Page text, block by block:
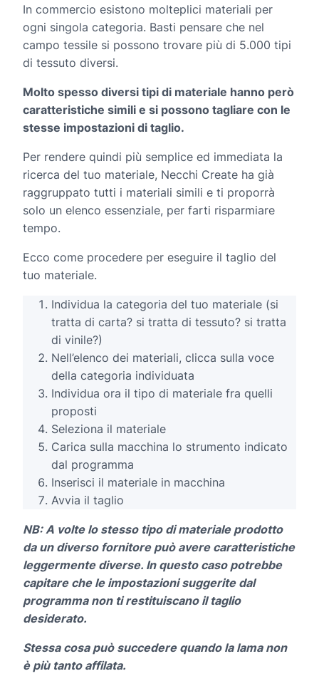
In commercio esistono molteplici materiali per
ogni singola categoria. Basti pensare che nel
campo tessile si possono trovare più di 5.000 tipi
di tessuto diversi.
Molto spesso diversi tipi di materiale hanno però
caratteristiche simili e si possono tagliare con le
stesse impostazioni di taglio.
Per rendere quindi più semplice ed immediata la
ricerca del tuo materiale, Necchi Create ha già
raggruppato tutti i materiali simili e ti proporrà
solo un elenco essenziale, per farti risparmiare
tempo.
Ecco come procedere per eseguire il taglio del
tuo materiale.
Individua la categoria del tuo materiale (si
tratta di carta? si tratta di tessuto? si tratta
di vinile?)
Nell’elenco dei materiali, clicca sulla voce
della categoria individuata
Individua ora il tipo di materiale fra quelli
proposti
Seleziona il materiale
Carica sulla macchina lo strumento indicato
dal programma
Inserisci il materiale in macchina
Avvia il taglio
NB: A volte lo stesso tipo di materiale prodotto
da un diverso fornitore può avere caratteristiche
leggermente diverse. In questo caso potrebbe
capitare che le impostazioni suggerite dal
programma non ti restituiscano il taglio
desiderato.
Stessa cosa può succedere quando la lama non
è più tanto affilata.